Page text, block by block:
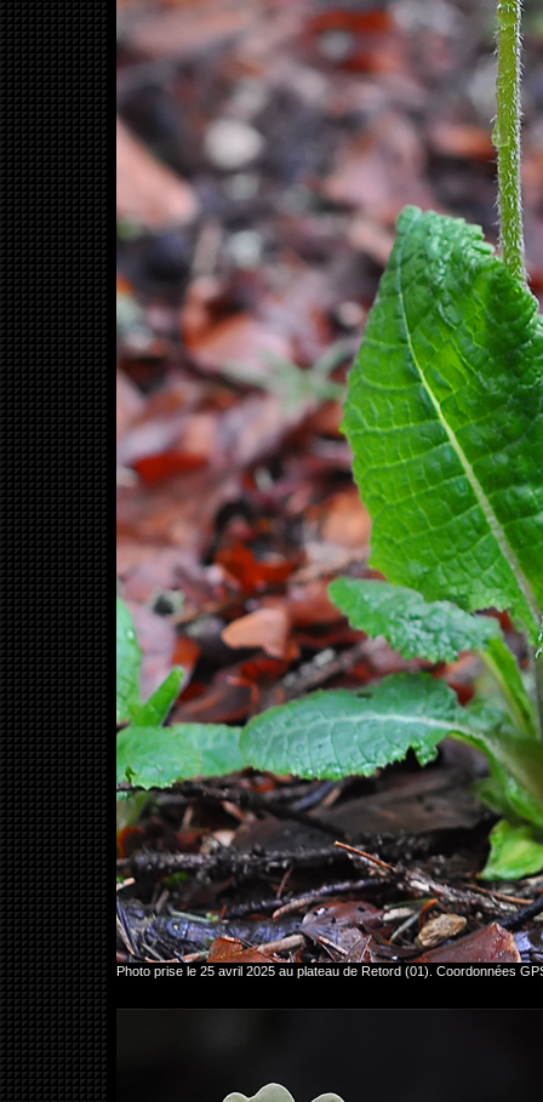
Photo prise le 25 avril 2025 au plateau de Retord (01). Coordonnées